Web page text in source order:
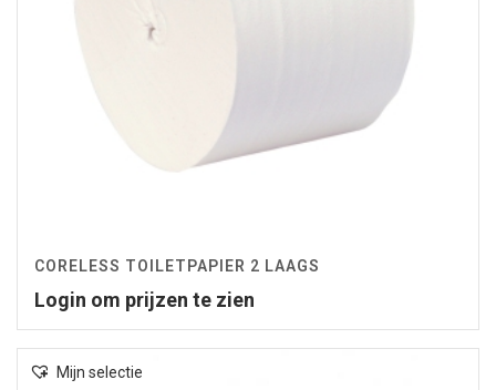
CORELESS TOILETPAPIER 2 LAAGS
Login om prijzen te zien
Mijn selectie